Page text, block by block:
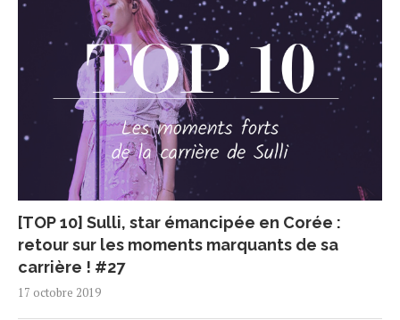
[TOP 10] Sulli, star émancipée en Corée :
retour sur les moments marquants de sa
carrière ! #27
17 octobre 2019